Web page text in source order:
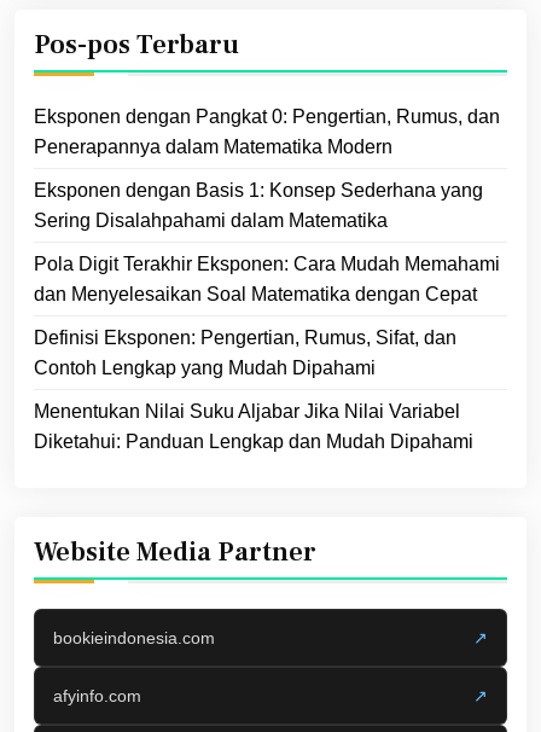
Pos-pos Terbaru
Eksponen dengan Pangkat 0: Pengertian, Rumus, dan
Penerapannya dalam Matematika Modern
Eksponen dengan Basis 1: Konsep Sederhana yang
Sering Disalahpahami dalam Matematika
Pola Digit Terakhir Eksponen: Cara Mudah Memahami
dan Menyelesaikan Soal Matematika dengan Cepat
Definisi Eksponen: Pengertian, Rumus, Sifat, dan
Contoh Lengkap yang Mudah Dipahami
Menentukan Nilai Suku Aljabar Jika Nilai Variabel
Diketahui: Panduan Lengkap dan Mudah Dipahami
Website Media Partner
bookieindonesia.com ↗
afyinfo.com ↗